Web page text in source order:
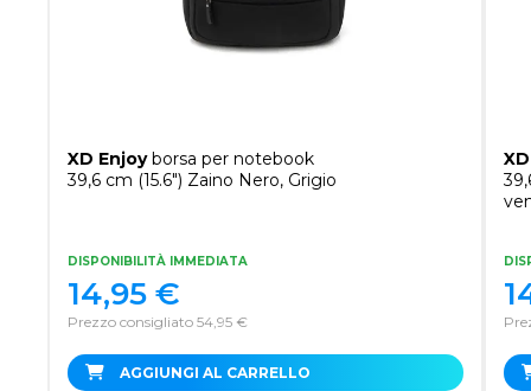
XD Enjoyborsa per notebook
39,6 cm (15.6") Zaino Nero, Grigio
DISPONIBILITÀ IMMEDIATA
Prezzo consigliato 54,95 €
14,95 €
AGGIUNGI AL CARRELLO